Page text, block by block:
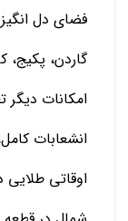
فضای دل
امکانات
انشعابات
اوقاتی طلایی